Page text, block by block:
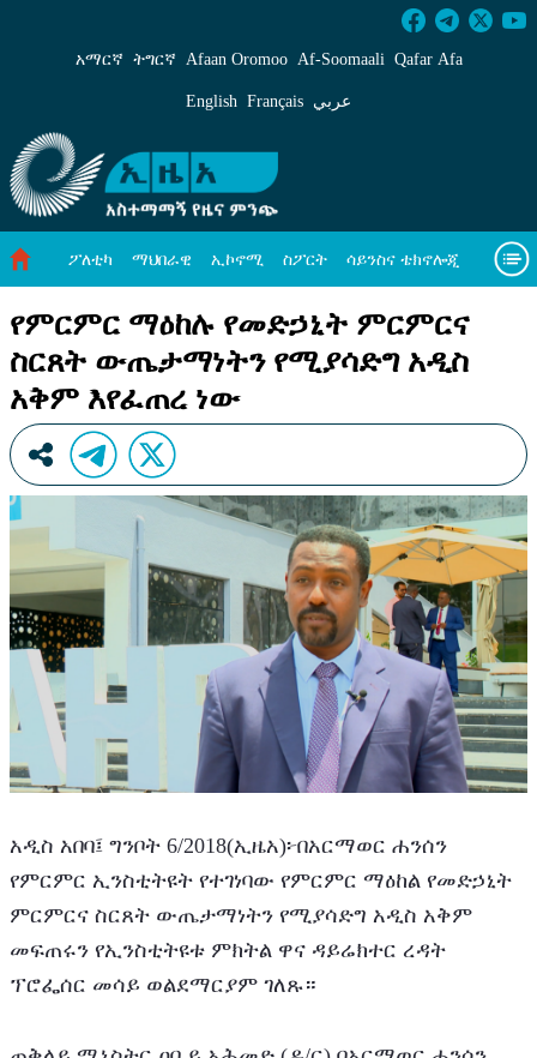
የምርምር ማዕከሉ የመድኃኒት ምርምርና ስርጸት
አማርኛ ትግርኛ Afaan Oromoo Af‑Soomaali Qafar Afa
English Français عربي
ፖለቲካ ማህበራዊ ኢኮኖሚ ስፖርት ሳይንስና ቴክኖሎጂ
መጽሔት ስለ እኛ
የምርምር ማዕከሉ የመድኃኒት ምርምርና
ስርጸት ውጤታማነትን የሚያሳድግ አዲስ
አቅም እየፈጠረ ነው
አዲስ አበባ፤ ግንቦት 6/2018(ኢዜአ)፦በአርማወር ሐንሰን
የምርምር ኢንስቲትዩት የተገነባው የምርምር ማዕከል የመድኃኒት
ምርምርና ስርጸት ውጤታማነትን የሚያሳድግ አዲስ አቅም
መፍጠሩን የኢንስቲትዩቱ ምክትል ዋና ዳይሬክተር ረዳት
ፕሮፌሰር መሳይ ወልደማርያም ገለጹ።